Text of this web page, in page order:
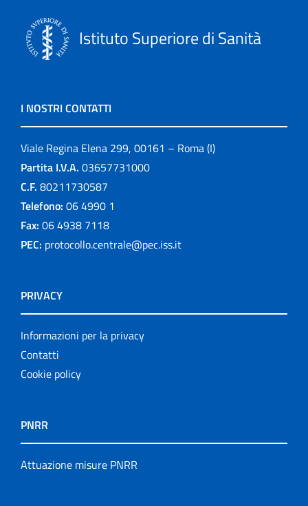
Istituto Superiore di Sanità
I NOSTRI CONTATTI
Viale Regina Elena 299, 00161 – Roma (I)
Partita I.V.A. 03657731000
C.F. 80211730587
Telefono: 06 4990 1
Fax: 06 4938 7118
PEC: protocollo.centrale@pec.iss.it
PRIVACY
Informazioni per la privacy
Contatti
Cookie policy
PNRR
Attuazione misure PNRR